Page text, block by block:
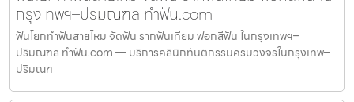
กรุงเทพฯ–ปริมณฑล ทำฟัน.com
ฟันโยกทำฟันสายไหม จัดฟัน รากฟันเทียม ฟอกสีฟัน ในกรุงเทพฯ–
ปริมณฑล ทำฟัน.com — บริการคลินิกทันตกรรมครบวงจรในกรุงเทพ–
ปริมณฑ